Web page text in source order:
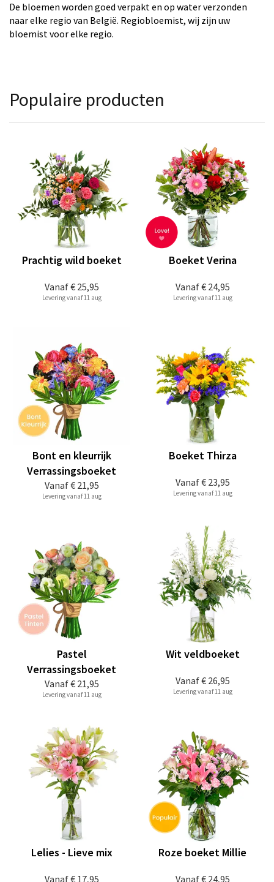
De bloemen worden goed verpakt en op water verzonden
naar elke regio van België. Regiobloemist, wij zijn uw
bloemist voor elke regio.
Populaire producten
Vanaf€ 25,95
Prachtig wild boeket
Levering vanaf 11 aug
Vanaf€ 24,95
Boeket Verina
Levering vanaf 11 aug
Vanaf€ 21,95
Bont en kleurrijk
Verrassingsboeket
Levering vanaf 11 aug
Vanaf€ 23,95
Boeket Thirza
Levering vanaf 11 aug
Vanaf€ 21,95
Pastel
Verrassingsboeket
Levering vanaf 11 aug
Vanaf€ 26,95
Wit veldboeket
Levering vanaf 11 aug
Vanaf€ 17,95
Lelies - Lieve mix
Vanaf€ 24,95
Roze boeket Millie